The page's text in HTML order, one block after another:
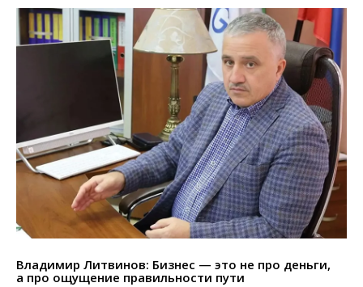
Владимир Литвинов: Бизнес — это не про деньги,
а про ощущение правильности пути